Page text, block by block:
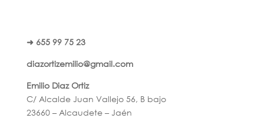
➜ 655 99 75 23
diazortizemilio@gmail.com
Emilio Diaz Ortiz
C/ Alcalde Juan Vallejo 56, B bajo
23660 – Alcaudete – Jaén